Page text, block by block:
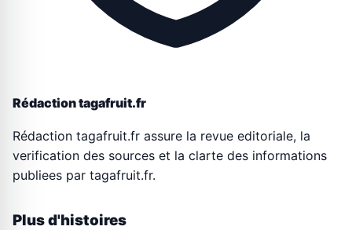
Rédaction tagafruit.fr
Rédaction tagafruit.fr assure la revue editoriale, la
verification des sources et la clarte des informations
publiees par tagafruit.fr.
Plus d'histoires